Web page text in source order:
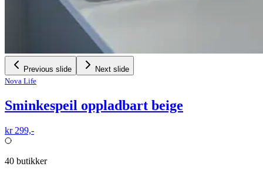
Previous slide
Next slide
Nova Life
Sminkespeil oppladbart beige
kr 299,-
40 butikker